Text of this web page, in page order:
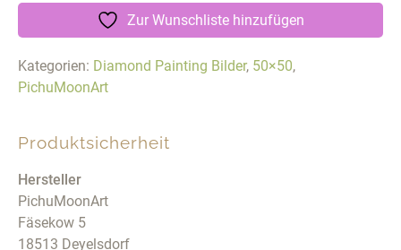
Zur Wunschliste hinzufügen
Kategorien: Diamond Painting Bilder, 50×50,
PichuMoonArt
Produktsicherheit
Hersteller
PichuMoonArt
Fäsekow 5
18513 Deyelsdorf